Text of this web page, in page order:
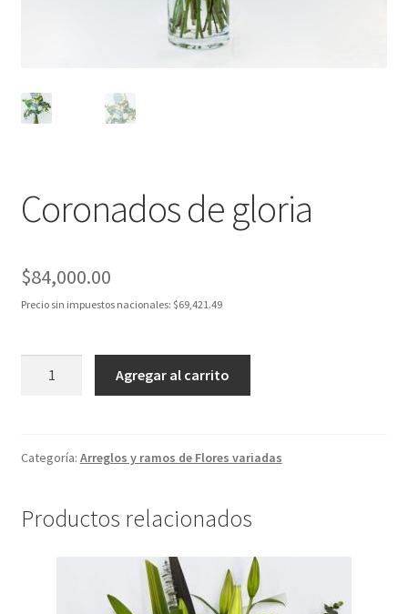
Coronados de gloria
$84,000.00
Precio sin impuestos nacionales: $69,421.49
Agregar al carrito
Categoría: Arreglos y ramos de Flores variadas
Productos relacionados